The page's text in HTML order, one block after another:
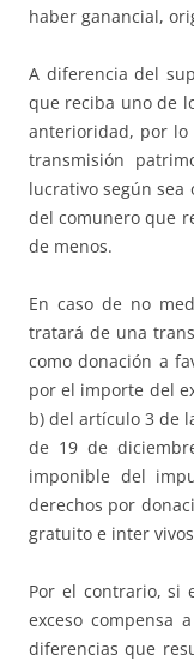
haber ganancial,
A diferencia del
que reciba uno de
anterioridad, por lo
transmisión
lucrativo según sea
del comunero que
de menos.
En caso de no
tratará de una
como donación a
por el importe del
b) del artículo 3 de
de 19 de
imponible del
derechos por
gratuito e inter
Por el contrario, si
exceso compensa
diferencias que